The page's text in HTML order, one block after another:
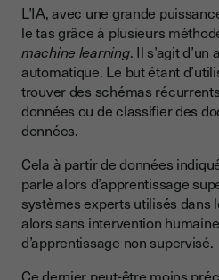
L’IA, avec une grande
le tas grâce à plusieurs
machine learning. Il s’agit
automatique. Le but étant
trouver des schémas
données ou de classifier des
données.
Cela à partir de données
parle alors d’apprentissage
systèmes experts utilisés dans
alors sans intervention
d’apprentissage non supervisé.
Ce dernier peut-être moins